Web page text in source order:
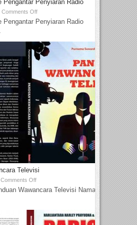
Pengantar Penyiaran Radio
Comments Off
Pengantar Penyiaran Radio
Televisi
Comments Off
Wawancara Televisi Nama